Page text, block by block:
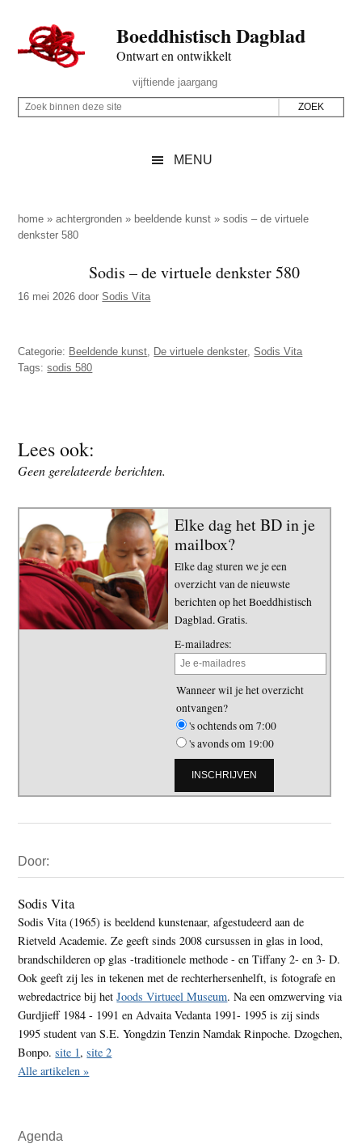
naar
de
inhoud
secondary
naar
de
sidebar
naar
de
Boeddhistisch Dagblad
Ontwart en ontwikkelt
Rechts
vijftiende jaargang
Z
p
d
z
i
t
Z
i
n
n
z
t
e
MENU
home »achtergronden » beeldende kunst »sodis – de virtuele
denkster 580
Sodis – de virtuele denkster 580
16 mei 2026 doorSodis Vita
Categorie: Beeldende kunst De virtuele denkster ,Sodis Vita
Tags:sodis 580
Lees ook:
Geen gerelateerde berichten.
Elke dag het BD in je
mailbox?
Elke dag sturen we je een
overzicht van de nieuwste
berichten op het Boeddhistisch
Dagblad. Gratis.
E-mailadres:
Wanneer wil je het overzicht
ontvangen?
's ochtends om 7:00
's avonds om 19:00
Sidebar
Door:
Sodis Vita
Sodis Vita (1965) is beeldend kunstenaar, afgestudeerd aan de
Rietveld Academie. Ze geeft sinds 2008 cursussen in glas in lood,
brandschilderen op glas -traditionele methode - en Tiffany 2- en 3- D.
Ook geeft zij les in tekenen met de rechterhersenhelft, is fotografe en
webredactrice bij hetJoods Virtueel Museum. Na een omzwerving via
Gurdjieff 1984 - 1991 en Advaita Vedanta 1991- 1995 is zij sinds
1995 student van S.E. Yongdzin Tenzin Namdak Rinpoche. Dzogchen,
Bonpo.site 1,site 2
Alle artikelen »
Agenda